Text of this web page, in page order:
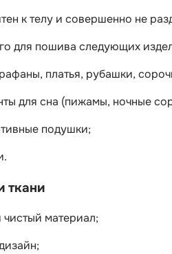
к телу и совершенно не
для пошива следующих
платья, рубашки,
для сна (пижамы, ночные
подушки;
ткани
материал;